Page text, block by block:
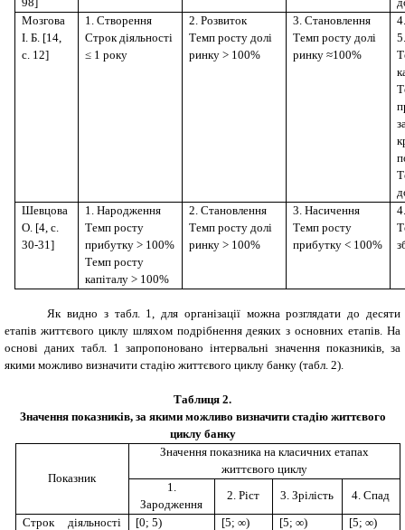
Мозгова
І. Б. [14,
с. 12]
1. Створення
Строк діяльності
≤ 1 року
2. Розвиток
Темп росту долі
ринку > 100%
3. Становлення
Темп росту долі
ринку ≈100%
Шевцова
О. [4, с.
30-31]
1. Народження
Темп росту
прибутку > 100%
Темп росту
капіталу > 100%
2. Становлення
Темп росту долі
ринку > 100%
3. Насичення
Темп росту
прибутку < 100%
Як видно з табл. 1, для організації можна розглядати до десяти
етапів життєвого циклу шляхом подрібнення деяких з основних етапів. На
основі даних табл. 1 запропоновано інтервальні значення показників, за
якими можливо визначити стадію життєвого циклу банку (табл. 2).
Таблиця 2.
Значення показників, за якими можливо визначити стадію життєвого
циклу банку
Показник
Значення показника на класичних етапах
життєвого циклу
1.
Зародження
2. Ріст 3. Зрілість
4. Спад
Строк діяльності
[0; 5) [5; ∞) [5; ∞) [5; ∞)